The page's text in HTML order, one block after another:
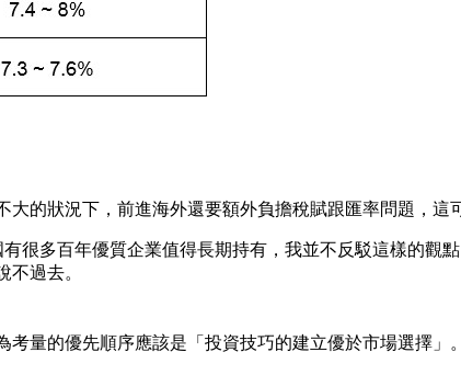
的狀況下，前進海外還要額外負擔稅賦跟匯率問題，這
很多百年優質企業值得長期持有，我並不反駁這樣的觀
過去。
量的優先順序應該是「投資技巧的建立優於市場選擇